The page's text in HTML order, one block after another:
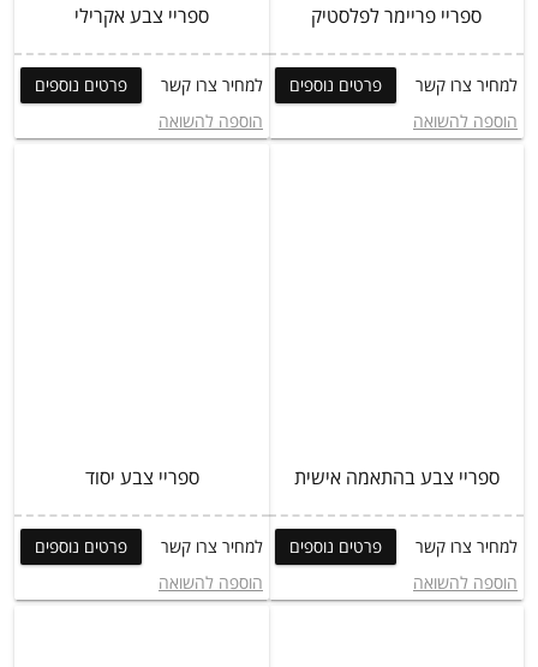
ספריי פריימר לפלסטיק
למחיר צרו קשר
פרטים נוספים
הוספה להשואה
ספריי צבע אקרילי
למחיר צרו קשר
פרטים נוספים
הוספה להשואה
ספריי צבע בהתאמה אישית
למחיר צרו קשר
פרטים נוספים
הוספה להשואה
ספריי צבע יסוד
למחיר צרו קשר
פרטים נוספים
הוספה להשואה